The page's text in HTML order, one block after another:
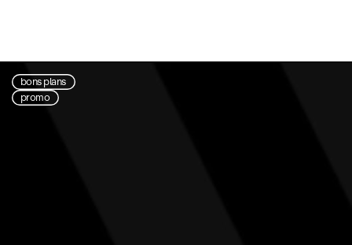
bons plans
promo